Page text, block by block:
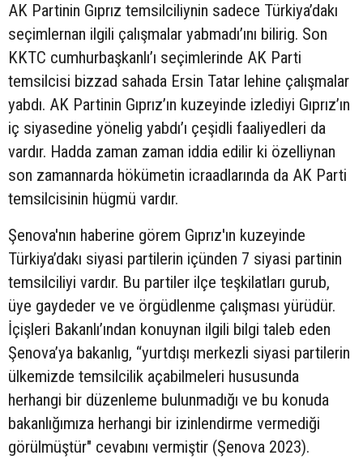
AK Partinin Gıprız temsilciliynin sadece Türkiya’dakı
seçimlernan ilgili çalışmalar yabmadı’ını bilirig. Son
KKTC cumhurbaşkanlı’ı seçimlerinde AK Parti
temsilcisi bizzad sahada Ersin Tatar lehine çalışmalar
yabdı. AK Partinin Gıprız’ın kuzeyinde izlediyi Gıprız’ın
iç siyasedine yönelig yabdı’ı çeşidli faaliyedleri da
vardır. Hadda zaman zaman iddia edilir ki özelliynan
son zamannarda hökümetin icraadlarında da AK Parti
temsilcisinin hügmü vardır.
Şenova'nın haberine görem Gıprız'ın kuzeyinde
Türkiya’dakı siyasi partilerin içünden 7 siyasi partinin
temsilciliyi vardır. Bu partiler ilçe teşkilatları gurub,
üye gaydeder ve ve örgüdlenme çalışması yürüdür.
İçişleri Bakanlı’ından konuynan ilgili bilgi taleb eden
Şenova’ya bakanlıg, “yurtdışı merkezli siyasi partilerin
ülkemizde temsilcilik açabilmeleri hususunda
herhangi bir düzenleme bulunmadığı ve bu konuda
bakanlığımıza herhangi bir izinlendirme vermediği
görülmüştür" cevabını vermiştir (Şenova 2023).